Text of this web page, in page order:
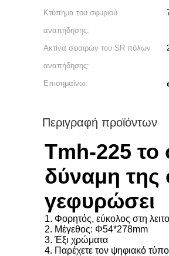
Κτύπημα του σφυριού
αναπήδησης:
Ακτίνα σφαιρών του SR πόλων
αναπήδησης:
Επισημαίνω:
Περιγραφή προϊόντων
Tmh-225 το
δύναμη της
γεφυρώσει
1. Φορητός, εύκολος στη
2. Μέγεθος: Φ54*278mm
3. Έξι χρώματα
4. Παρέχετε τον ψηφιακό τύπο